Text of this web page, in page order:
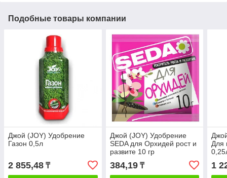
Подобные товары компании
Джой (JOY) Удобрение
Газон 0,5л
2 855,48 ₸
Джой (JOY) Удобрение
SEDA для Орхидей рост и
развите 10 гр
384,19₸
Для
1